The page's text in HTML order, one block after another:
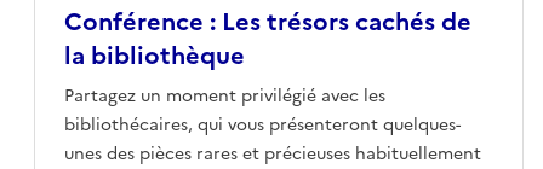
Conférence : Les trésors cachés de
la bibliothèque
Partagez un moment privilégié avec les
bibliothécaires, qui vous présenteront quelques-
unes des pièces rares et précieuses habituellement